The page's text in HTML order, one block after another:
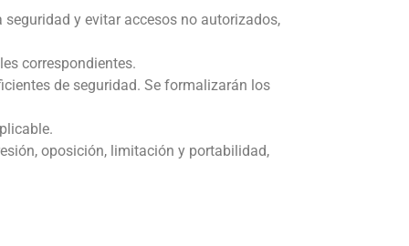
y evitar accesos no autorizados,
correspondientes.
de seguridad. Se formalizarán los
oposición, limitación y portabilidad,